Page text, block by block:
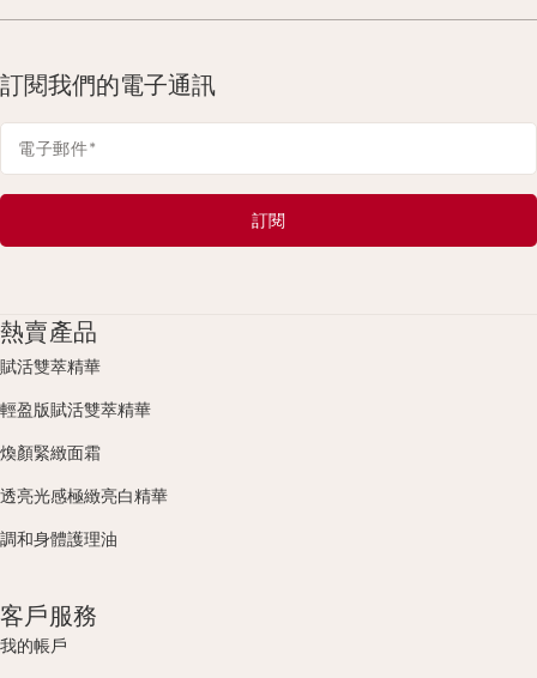
訂閱我們的電子通訊
電子郵件*
訂閱
熱賣產品
賦活雙萃精華
輕盈版賦活雙萃精華
煥顏緊緻面霜
透亮光感極緻亮白精華
調和身體護理油
客戶服務
我的帳戶